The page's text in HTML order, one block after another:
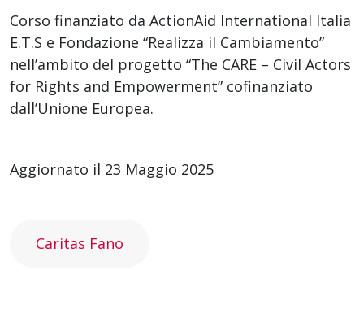
Corso finanziato da ActionAid International Italia
E.T.S e Fondazione “Realizza il Cambiamento”
nell’ambito del progetto “The CARE – Civil Actors
for Rights and Empowerment” cofinanziato
dall’Unione Europea.
Aggiornato il 23 Maggio 2025
Caritas Fano